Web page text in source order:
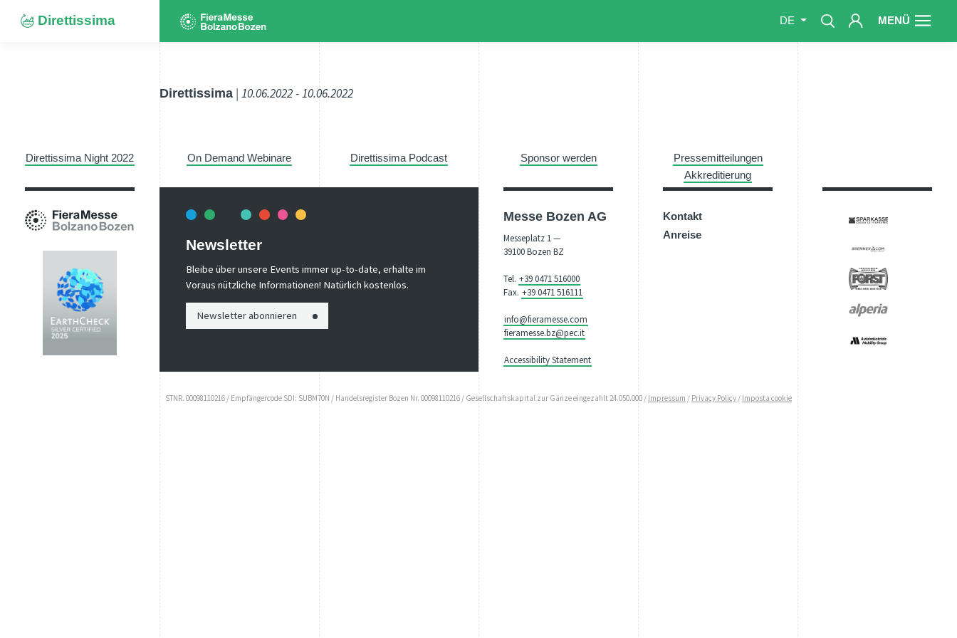
Direttissima DE MENÜ
Direttissima | 10.06.2022 - 10.06.2022
Direttissima Night 2022 On Demand Webinare Direttissima Podcast Sponsor werden
Pressemitteilungen
Akkreditierung
Newsletter
Bleibe über unsere Events immer up-to-date, erhalte im
Voraus nützliche Informationen! Natürlich kostenlos.
Newsletter abonnieren
Messe Bozen AG
Messeplatz 1 —
39100 Bozen BZ
Tel. +39 0471 516000
Fax. +39 0471 516111
info@fieramesse.com
fieramesse.bz@pec.it
Accessibility Statement
Kontakt
Anreise
STNR. 00098110216 / Empfängercode SDI: SUBM70N / Handelsregister Bozen Nr. 00098110216 / Gesellschaftskapital zur Gänze eingezahlt 24.050.000 / Impressum / Privacy Policy / Imposta cookie